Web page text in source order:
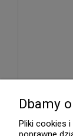
Dbamy
Pliki cookies